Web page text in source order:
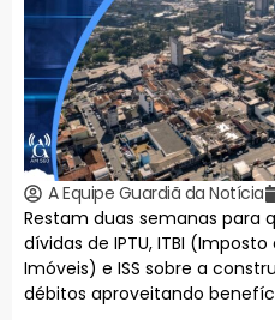
A Equipe Guardiã da Notícia
Restam duas semanas para
dívidas de IPTU, ITBI
Imóveis) e ISS sobre a
débitos aproveitando